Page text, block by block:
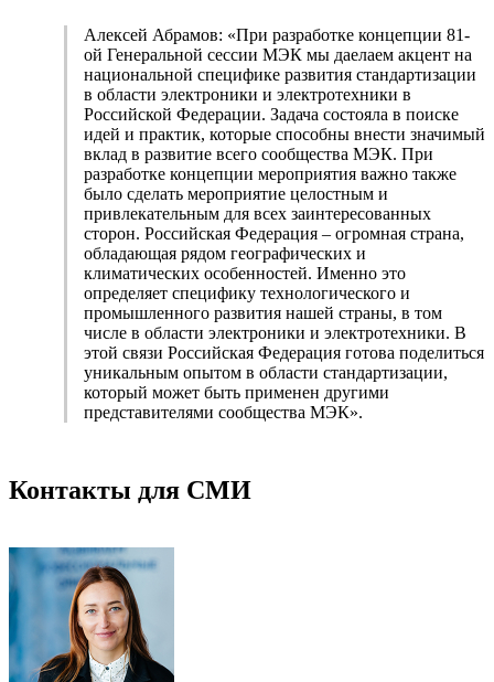
Алексей Абрамов: «При разработке концепции 81-
ой Генеральной сессии МЭК мы даелаем акцент на
национальной специфике развития стандартизации
в области электроники и электротехники в
Российской Федерации. Задача состояла в поиске
идей и практик, которые способны внести значимый
вклад в развитие всего сообщества МЭК. При
разработке концепции мероприятия важно также
было сделать мероприятие целостным и
привлекательным для всех заинтересованных
сторон. Российская Федерация – огромная страна,
обладающая рядом географических и
климатических особенностей. Именно это
определяет специфику технологического и
промышленного развития нашей страны, в том
числе в области электроники и электротехники. В
этой связи Российская Федерация готова поделиться
уникальным опытом в области стандартизации,
который может быть применен другими
представителями сообщества МЭК».
Контакты для СМИ